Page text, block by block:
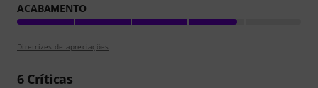
ACABAMENTO
Diretrizes de apreciações
6Críticas